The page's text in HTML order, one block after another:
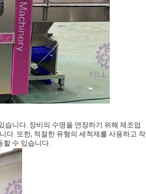
습니다. 장비의 수명을 연장하기 위해 제조업
다. 또한, 적절한 유형의 세척제를 사용하고 작
할 수 있습니다.